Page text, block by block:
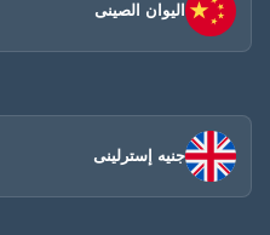
اليوان الصينى​
جنيه إسترلينى